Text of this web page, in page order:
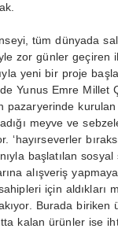
tüm dünyada
zor günler geçiren
yeni bir proje
Yunus Emre Millet
pazaryerinde kurulan
meyve ve
‘hayırseverler
başlatılan
alışveriş
için aldıkları
Burada biriken
kalan ürünler ise